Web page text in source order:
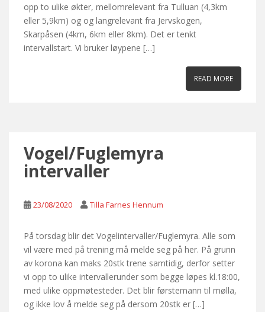
opp to ulike økter, mellomrelevant fra Tulluan (4,3km
eller 5,9km) og og langrelevant fra Jervskogen,
Skarpåsen (4km, 6km eller 8km). Det er tenkt
intervallstart. Vi bruker løypene […]
READ MORE
Vogel/Fuglemyra
intervaller
23/08/2020 Tilla Farnes Hennum
På torsdag blir det Vogelintervaller/Fuglemyra. Alle som
vil være med på trening må melde seg på her. På grunn
av korona kan maks 20stk trene samtidig, derfor setter
vi opp to ulike intervallerunder som begge løpes kl.18:00,
med ulike oppmøtesteder. Det blir førstemann til mølla,
og ikke lov å melde seg på dersom 20stk er […]